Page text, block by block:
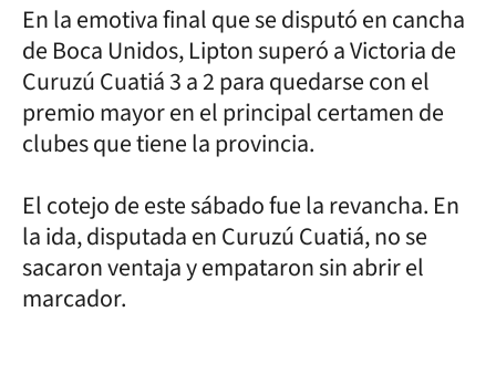
En la emotiva final que se disputó en cancha
de Boca Unidos, Lipton superó a Victoria de
Curuzú Cuatiá 3 a 2 para quedarse con el
premio mayor en el principal certamen de
clubes que tiene la provincia.
El cotejo de este sábado fue la revancha. En
la ida, disputada en Curuzú Cuatiá, no se
sacaron ventaja y empataron sin abrir el
marcador.